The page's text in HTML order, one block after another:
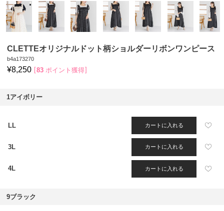
CLETTEオリジナルドット柄ショルダーリボンワンピース
b4a173270
¥8,250 83 ポイント獲得
1アイボリー
LL カートに入れる
3L カートに入れる
4L カートに入れる
9ブラック